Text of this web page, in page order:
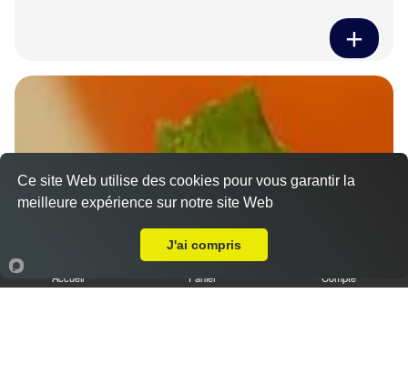
Accueil Panier Compte
Ce site Web utilise des cookies pour vous garantir la
meilleure expérience sur notre site Web
J'ai compris